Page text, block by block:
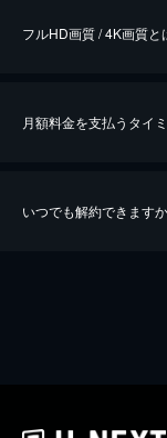
※40％ポイント還元の対象
iOSアプリのUコイン決済
フルHD画質 / 4K画質と
月額料金を支払うタイ
いつでも解約できますか